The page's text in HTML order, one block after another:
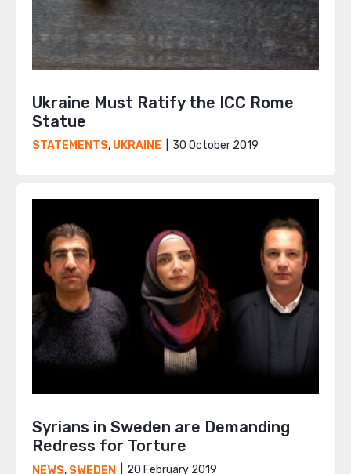
Ukraine Must Ratify the ICC Rome
Statue
STATEMENTS, UKRAINE 30 October 2019
Syrians in Sweden are Demanding
Redress for Torture
NEWS, SWEDEN 20 February 2019